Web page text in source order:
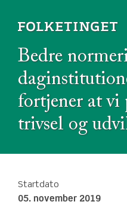
Bedre
fortjener at vi
trivsel og
Startdato
05. november 2019